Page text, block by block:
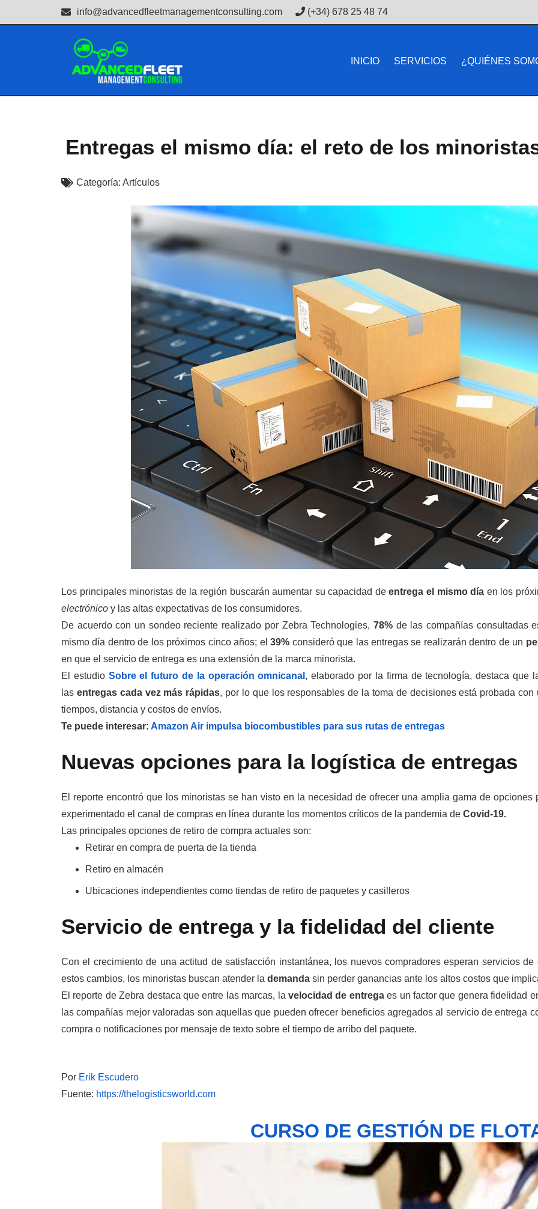
info@advancedfleetmanagementconsulting.com (+34) 678 25 48 74
INICIO SERVICIOS ¿QUIÉNES
Entregas el mismo día: el reto de los
Categoría: Artículos
Los principales minoristas de la región buscarán aumentar su capacidad deentrega el mismo día en los
electrónico y las altas expectativas de los consumidores.
De acuerdo con un sondeo reciente realizado por Zebra Technologies, 78%de las compañías consultadas
mismo día dentro de los próximos cinco años; el39% consideró que las entregas se realizarán dentro de un
en que el servicio de entrega es una extensión de la marca minorista.
El estudio Sobre el futuro de la operación omnicanal , elaborado por la firma de tecnología, destaca que
las entregas cada vez más rápidas, por lo que los responsables de la toma de decisiones está probada
tiempos, distancia y costos de envíos.
Te puede interesar: Amazon Air impulsa biocombustibles para sus rutas de entregas
Nuevas opciones para la logística de entregas
El reporte encontró que los minoristas se han visto en la necesidad de ofrecer una amplia gama de
experimentado el canal de compras en línea durante los momentos críticos de la pandemia de Covid-19.
Las principales opciones de retiro de compra actuales son:
Retirar en compra de puerta de la tienda
Retiro en almacén
Ubicaciones independientes como tiendas de retiro de paquetes y casilleros
Servicio de entrega y la fidelidad del cliente
Con el crecimiento de una actitud de satisfacción instantánea, los nuevos compradores esperan servicios
estos cambios, los minoristas buscan atender la demanda sin perder ganancias ante los altos costos que
El reporte de Zebra destaca que entre las marcas, la velocidad de entregaes un factor que genera fidelidad
las compañías mejor valoradas son aquellas que pueden ofrecer beneficios agregados al servicio de entrega
compra o notificaciones por mensaje de texto sobre el tiempo de arribo del paquete.
Por Erik Escudero
Fuente: https://thelogisticsworld.com
CURSO DE GESTIÓN DE